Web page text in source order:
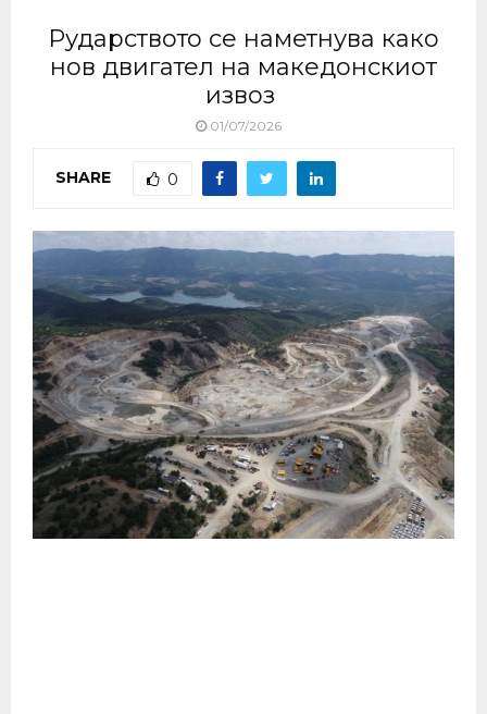
Рударството се наметнува како
нов двигател на македонскиот
извоз
01/07/2026
SHARE 0